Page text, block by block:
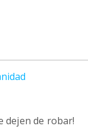
dejen de robar!